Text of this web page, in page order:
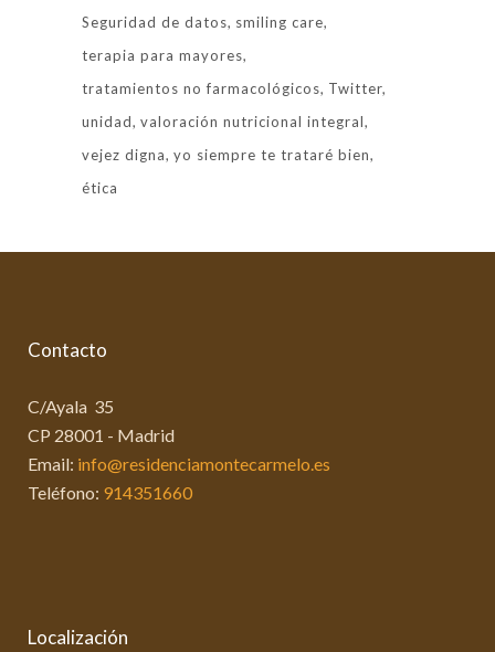
Seguridad de datos smiling care
terapia para mayores
tratamientos no farmacológicos Twitter
unidad valoración nutricional integral
vejez digna yo siempre te trataré bien
ética
Contacto
C/Ayala 35
CP 28001 - Madrid
Email: info@residenciamontecarmelo.es
Teléfono: 914351660
Localización